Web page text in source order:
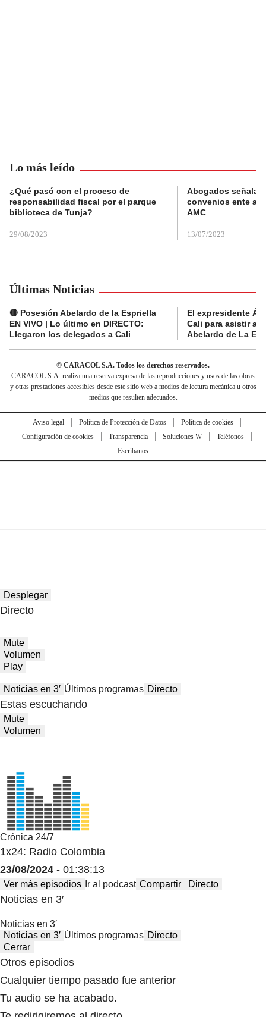
Lo más leído
¿Qué pasó con el proceso de
responsabilidad fiscal por el parque
biblioteca de Tunja?
29/08/2023
Abogados
convenios ente
AMC
13/07/2023
Últimas Noticias
🔴 Posesión Abelardo de la Espriella
EN VIVO | Lo último en DIRECTO:
Llegaron los delegados a Cali
El expresidente
Cali para asistir a
Abelardo de La
© CARACOL S.A. Todos los derechos reservados.
CARACOL S.A. realiza una reserva expresa de las reproducciones y usos de las obras
y otras prestaciones accesibles desde este sitio web a medios de lectura mecánica u otros
medios que resulten adecuados.
Aviso legal Política de Protección de Datos
Política de cookies
Configuración de cookies
Transparencia Soluciones W
Teléfonos
Escríbanos
Desplegar
Directo
Mute
Volumen
Play
Noticias en 3′ Últimos programas Directo
Estas escuchando
Mute
Volumen
Crónica 24/7
1x24: Radio Colombia
23/08/2024 - 01:38:13
Ver más episodios Ir al podcast Compartir Directo
Noticias en 3′
Noticias en 3′
Noticias en 3′ Últimos programas Directo
Cerrar
Otros episodios
Cualquier tiempo pasado fue anterior
Tu audio se ha acabado.